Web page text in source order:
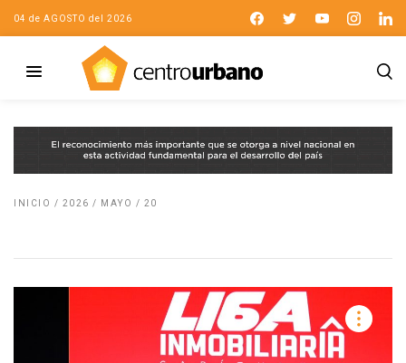
04 de AGOSTO del 2026
INICIO / 2026 / MAYO / 20